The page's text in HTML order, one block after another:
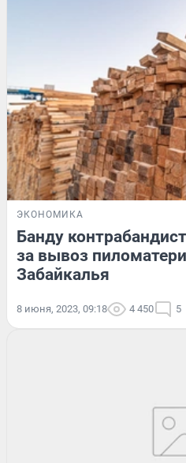
ЭКОНОМИКА
Банду
за вывоз
Забайкалья
8 июня, 2023, 09:18 4 450 5